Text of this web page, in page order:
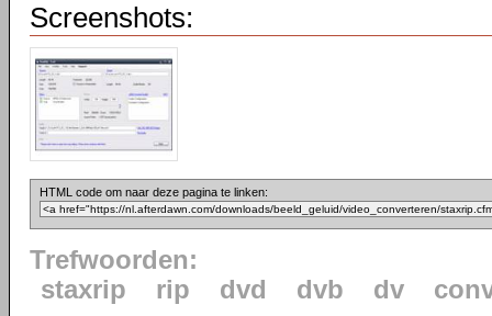
Screenshots:
HTML code om naar deze pagina te linken:
Trefwoorden:
staxrip
rip dvd dvb dv